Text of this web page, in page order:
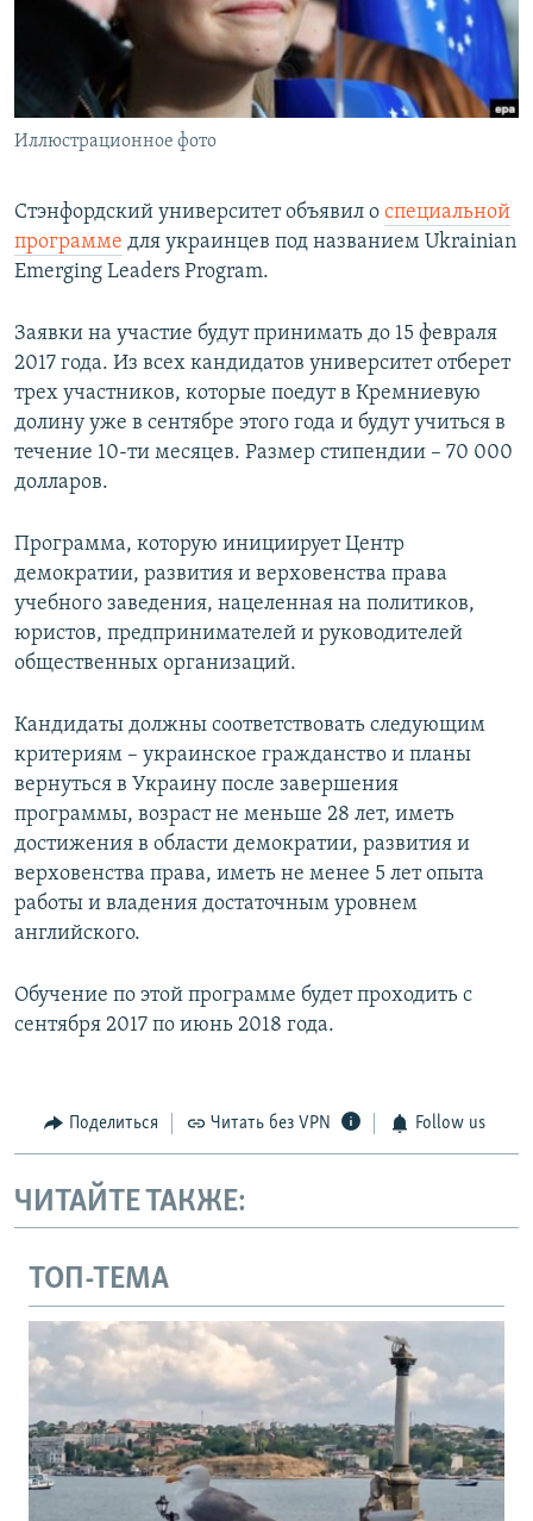
ПОБЕДИТЕЛЕЙ НЕ СУДЯТ?
ELIFBE
УКРАИНСКАЯ ПРОБЛЕМА КРЫМА
ПРИСОЕДИНЯЙТЕСЬ!
Иллюстрационное фото
Стэнфордский университет объявил о специальной
программе для украинцев под названием Ukrainian
Emerging Leaders Program.
Заявки на участие будут принимать до 15 февраля
2017 года. Из всех кандидатов университет отберет
трех участников, которые поедут в Кремниевую
долину уже в сентябре этого года и будут учиться в
течение 10-ти месяцев. Размер стипендии – 70 000
долларов.
Программа, которую инициирует Центр
демократии, развития и верховенства права
учебного заведения, нацеленная на политиков,
юристов, предпринимателей и руководителей
общественных организаций.
Кандидаты должны соответствовать следующим
критериям – украинское гражданство и планы
вернуться в Украину после завершения
программы, возраст не меньше 28 лет, иметь
достижения в области демократии, развития и
верховенства права, иметь не менее 5 лет опыта
работы и владения достаточным уровнем
английского.
Обучение по этой программе будет проходить с
сентября 2017 по июнь 2018 года.
Поделиться Читать без VPN Follow us
ЧИТАЙТЕ ТАКЖЕ:
ТОП-ТЕМА